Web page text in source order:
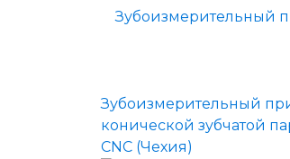
Зубоизмерительный
конической зубчатой
CNC (Чехия)